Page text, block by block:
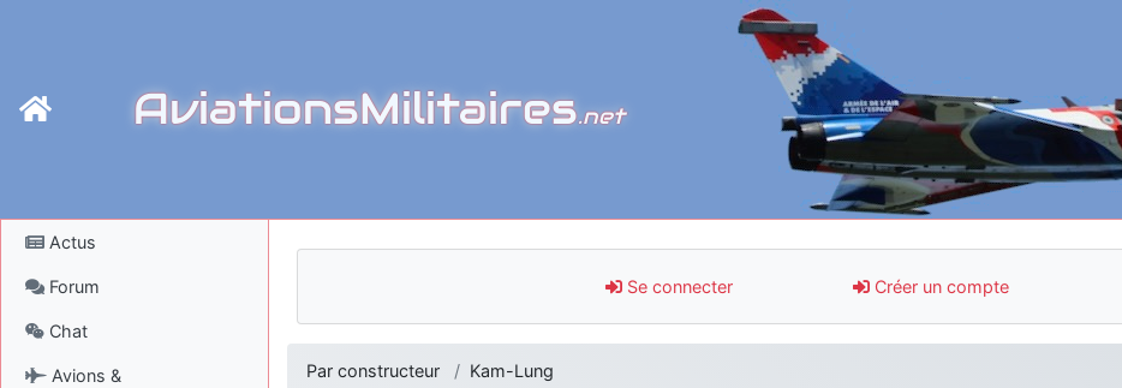
AviationsMilitaires.net
Actus
Forum
Chat
Avions &
Se connecter Créer un compte
Par constructeur Kam-Lung